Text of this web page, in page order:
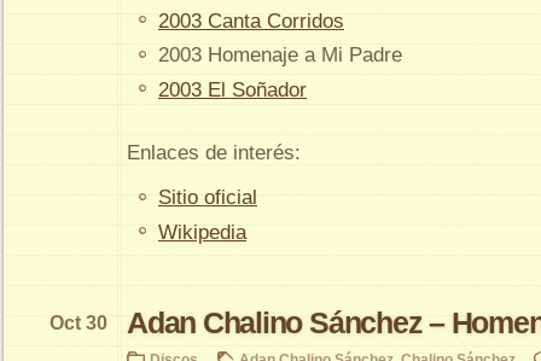
2003 Canta Corridos
2003 Homenaje a Mi Padre
2003 El Soñador
Enlaces de interés:
Sitio oficial
Wikipedia
Adan Chalino Sánchez –
Oct 30